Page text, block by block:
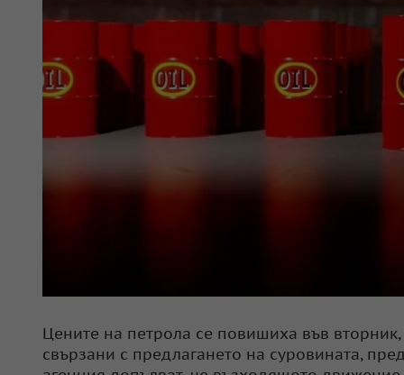
Цените на петрола се повишиха във
свързани с предлагането на суровината,